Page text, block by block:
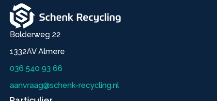
Bolderweg 22
1332AV Almere
036 540 93 66
aanvraag@schenk-recycling.nl